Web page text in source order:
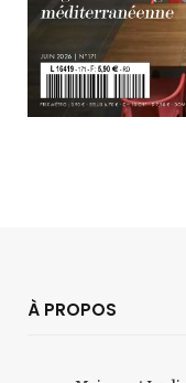
À PROPOS